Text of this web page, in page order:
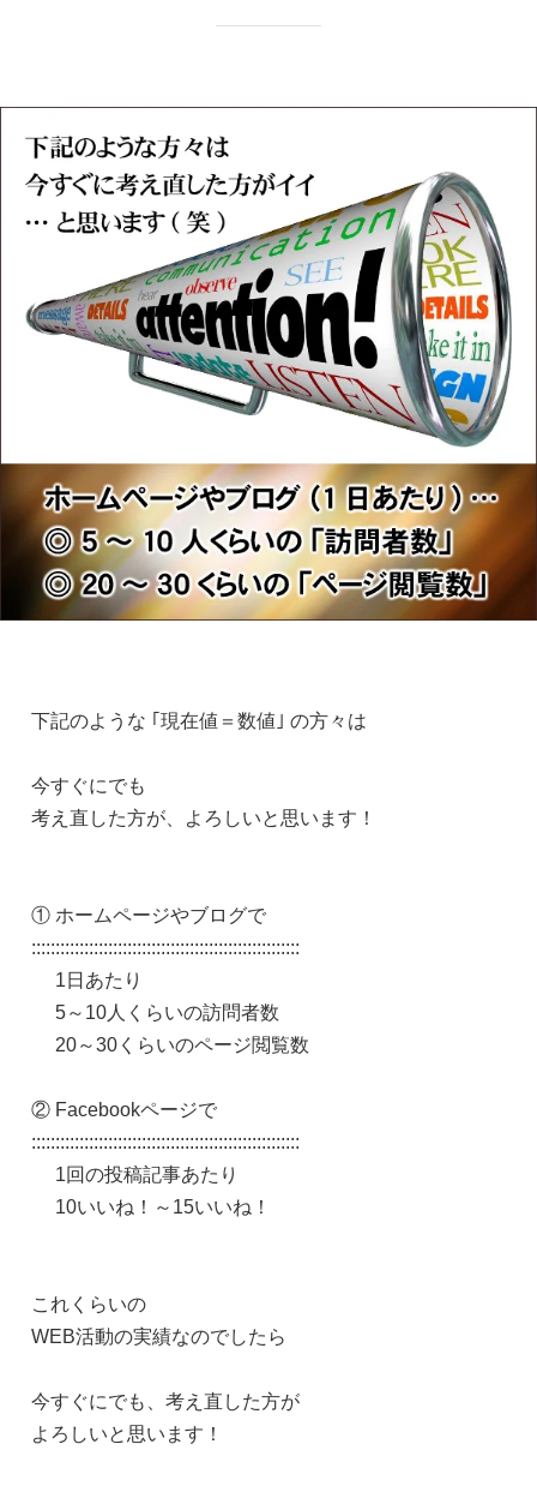
下記のような ｢現在値＝数値｣ の方々は
今すぐにでも
考え直した方が、よろしいと思います！
① ホームページやブログで
::::::::::::::::::::::::::::::::::::::::::::::::::::::::
1日あたり
5～10人くらいの訪問者数
20～30くらいのページ閲覧数
② Facebookページで
::::::::::::::::::::::::::::::::::::::::::::::::::::::::
1回の投稿記事あたり
10いいね！～15いいね！
これくらいの
WEB活動の実績なのでしたら
今すぐにでも、考え直した方が
よろしいと思います！